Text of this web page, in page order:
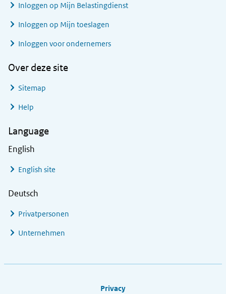
Inloggen op Mijn Belastingdienst
Inloggen op Mijn toeslagen
Inloggen voor ondernemers
Over deze site
Sitemap
Help
Language
English
English site
Deutsch
Privatpersonen
Unternehmen
Privacy